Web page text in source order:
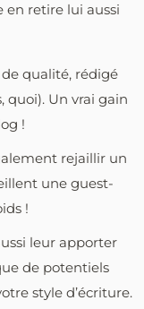
en retire lui aussi
qualité, rédigé
quoi). Un vrai gain
!
rejaillir un
une guest-
!
leur apporter
de potentiels
style d’écriture.